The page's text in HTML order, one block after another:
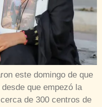
este domingo de que
que empezó la
de 300 centros de